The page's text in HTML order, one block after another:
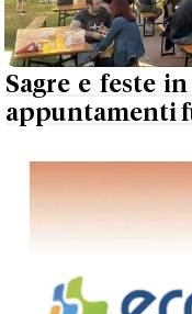
Sagre e feste
appuntamenti